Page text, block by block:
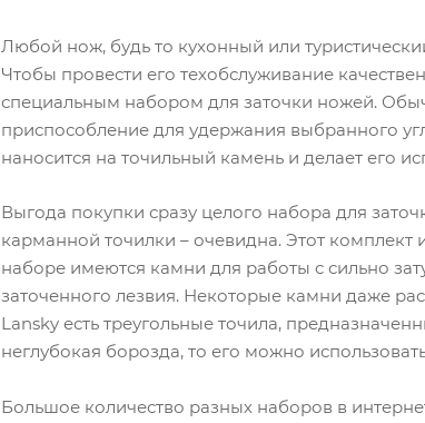
Любой нож, будь то кухонный или
Чтобы провести его техобслуживание
специальным набором для заточки ножей.
приспособление для удержания выбранного
наносится на точильный камень и делает его
Выгода покупки сразу целого набора для
карманной точилки – очевидна. Этот комплект
наборе имеются камни для работы с сильно
заточенного лезвия. Некоторые камни даже
Lansky есть треугольные точила,
неглубокая борозда, то его можно
Большое количество разных наборов в